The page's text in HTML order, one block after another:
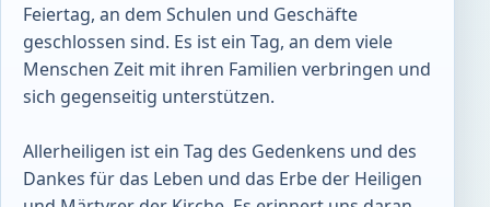
Feiertag, an dem Schulen und Geschäfte
geschlossen sind. Es ist ein Tag, an dem viele
Menschen Zeit mit ihren Familien verbringen und
sich gegenseitig unterstützen.
Allerheiligen ist ein Tag des Gedenkens und des
Dankes für das Leben und das Erbe der Heiligen